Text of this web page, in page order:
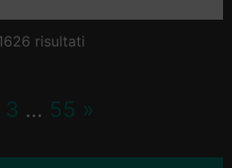
risultati
3 … 55 »